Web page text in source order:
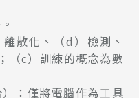
化、（d）檢測、
（c）訓練的概念為數
：僅將電腦作為工具